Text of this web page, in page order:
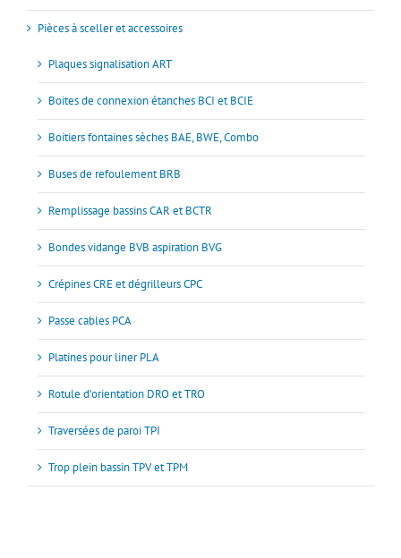
Pièces à sceller et accessoires
Plaques signalisation ART
Boites de connexion étanches BCI et BCIE
Boitiers fontaines sèches BAE, BWE, Combo
Buses de refoulement BRB
Remplissage bassins CAR et BCTR
Bondes vidange BVB aspiration BVG
Crépines CRE et dégrilleurs CPC
Passe cables PCA
Platines pour liner PLA
Rotule d’orientation DRO et TRO
Traversées de paroi TPI
Trop plein bassin TPV et TPM